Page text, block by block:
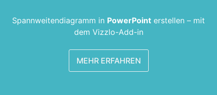
Spannweiten­diagramm in PowerPoint erstellen – mit
dem Vizzlo-Add-in
MEHR ERFAHREN